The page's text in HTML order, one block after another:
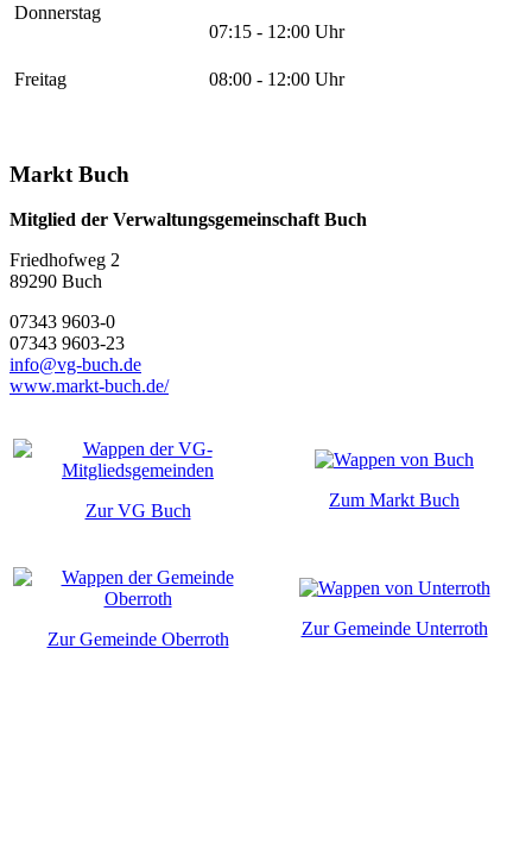
Donnerstag
07:15 - 12:00 Uhr
Freitag 08:00 - 12:00 Uhr
Markt Buch
Mitglied der Verwaltungsgemeinschaft Buch
Friedhofweg 2
89290 Buch
07343 9603-0
07343 9603-23
info@vg-buch.de
www.markt-buch.de/
Zur VG Buch
Zum Markt Buch
Zur Gemeinde Oberroth
Zur Gemeinde Unterroth